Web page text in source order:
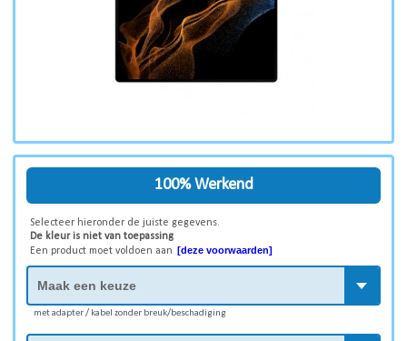
100% Werkend
Selecteer hieronder de juiste gegevens.
De kleur is niet van toepassing
Een product moet voldoen aan [deze voorwaarden]
met adapter / kabel zonder breuk/beschadiging